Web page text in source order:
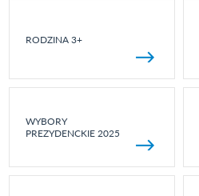
RODZINA 3+
WYBORY
PREZYDENCKIE 2025